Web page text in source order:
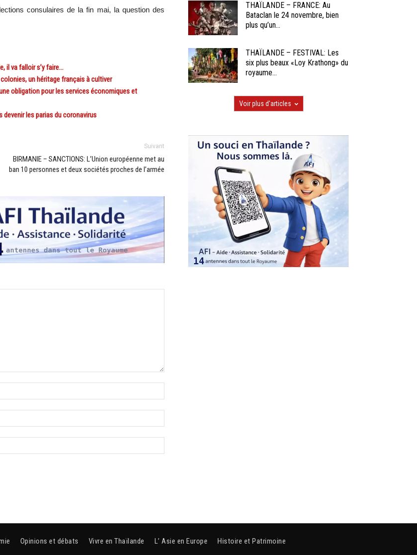
consulaires de la fin mai, la question des
il va falloir s’y faire…
colonies, un héritage français à cultiver
une obligation pour les services économiques et
devenir les parias du coronavirus
Suivant
BIRMANIE – SANCTIONS: L’Union européenne met au
ban 10 personnes et deux sociétés proches de l’armée
THAÏLANDE – FRANCE: Au
Bataclan le 24 novembre, bien
plus qu’un...
THAÏLANDE – FESTIVAL: Les
six plus beaux «Loy Krathong» du
royaume...
Voir plus d'articles
Opinions et débats Vivre en Thaïlande L’ Asie en Europe Histoire et Patrimoine